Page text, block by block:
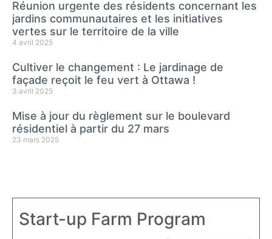
Réunion urgente des résidents concernant les
jardins communautaires et les initiatives
vertes sur le territoire de la ville
4 avril 2025
Cultiver le changement : Le jardinage de
façade reçoit le feu vert à Ottawa !
3 avril 2025
Mise à jour du règlement sur le boulevard
résidentiel à partir du 27 mars
23 mars 2025
Start-up Farm Program